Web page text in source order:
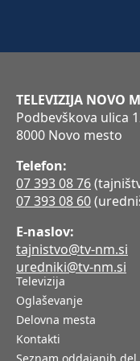
TELEVIZIJA NOVO
Podbevškova ulica
8000 Novo mesto
Telefon:
07 393 08 76
07 393 08 60
E-naslov:
tajnistvo@tv-nm.si
uredniki@tv-nm.si
Televizija
Oglaševanje
Delovna mesta
Kontakti